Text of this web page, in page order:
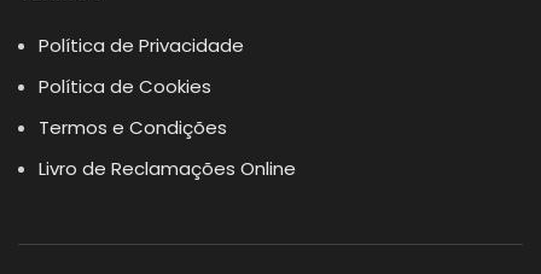
Política de Privacidade
Política de Cookies
Termos e Condições
Livro de Reclamações Online